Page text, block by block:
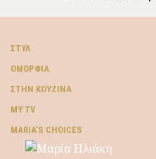
ΣΤΥΛ
ΟΜΟΡΦΙΆ
ΣΤΗΝ ΚΟΥΖΊΝΑ
MY TV
ΜARIA’S CHOICES